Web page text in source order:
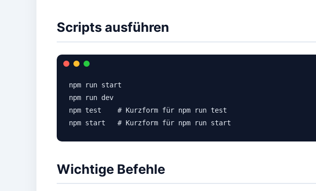
Scripts ausführen
npm run start
npm run dev
npm test    # Kurzform für npm run test
npm start   # Kurzform für npm run start
Wichtige Befehle